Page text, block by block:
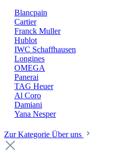
Blancpain
Cartier
Franck Muller
Hublot
IWC Schaffhausen
Longines
OMEGA
Panerai
TAG Heuer
Al Coro
Damiani
Yana Nesper
Zur Kategorie Über uns